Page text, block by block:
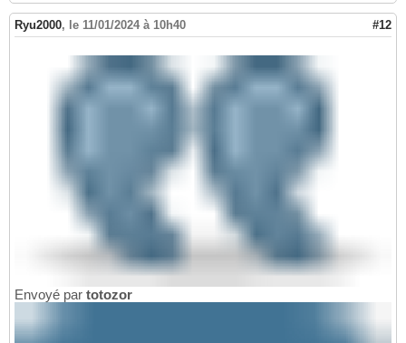
Ryu2000, le 11/01/2024 à 10h40 #12
Envoyé par totozor